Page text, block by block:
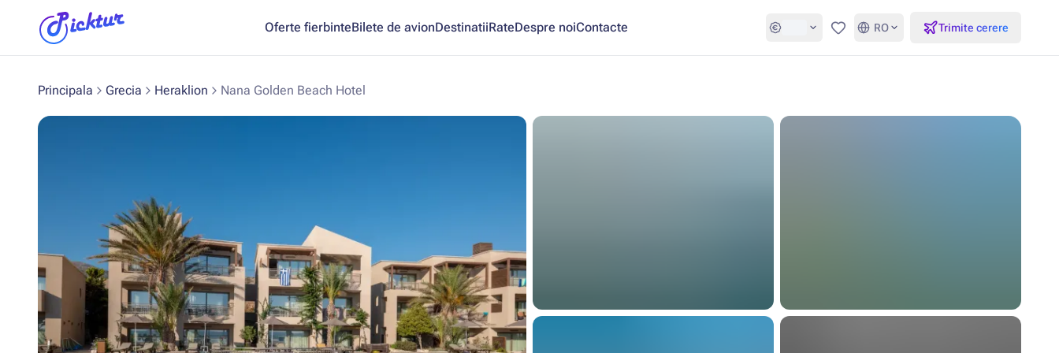
Oferte fierbinteBilete de avionDestinatiiRateDespre noiContacte Favorite
RO Trimite cerere
Principala Grecia Heraklion Nana Golden Beach Hotel